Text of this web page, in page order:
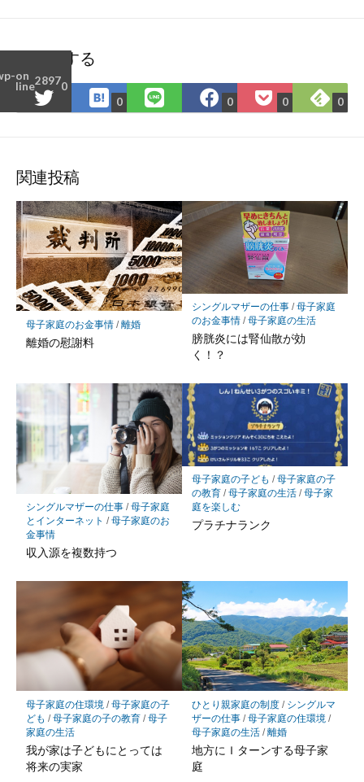
シェアする
Twitter
で
ア
on
line28970
は
て
マ
ー
ク
に
保
存
0
LINE
で
Facebook
で
0
Pocket
に
0
で
0
関連投稿
母子家庭のお金事情/離婚
離婚の慰謝料
シングルマザーの仕事/母子家庭
のお金事情/母子家庭の生活
膀胱炎には腎仙散が効
く！？
シングルマザーの仕事/母子家庭
とインターネット /母子家庭のお
金事情
収入源を複数持つ
母子家庭の子ども /母子家庭の子
の教育/母子家庭の生活/母子家
庭を楽しむ
プラチナランク
母子家庭の住環境 /母子家庭の子
ども /母子家庭の子の教育/母子
家庭の生活
我が家は子どもにとっては
将来の実家
ひとり親家庭の制度/ シングルマ
ザーの仕事/母子家庭の住環境 /
母子家庭の生活/離婚
地方にＩターンする母子家
庭